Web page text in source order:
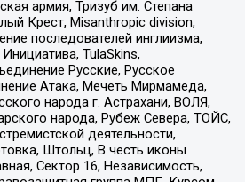
армия, Тризуб им. Степана
Крест, Misanthropic division,
последователей инглиизма,
TulaSkins,
Русские, Русское
Атака, Мечеть Мирмамеда,
народа г. Астрахани, ВОЛЯ,
народа, Рубеж Севера, ТОЙС,
деятельности,
Штольц, В честь иконы
Сектор 16, Независимость,